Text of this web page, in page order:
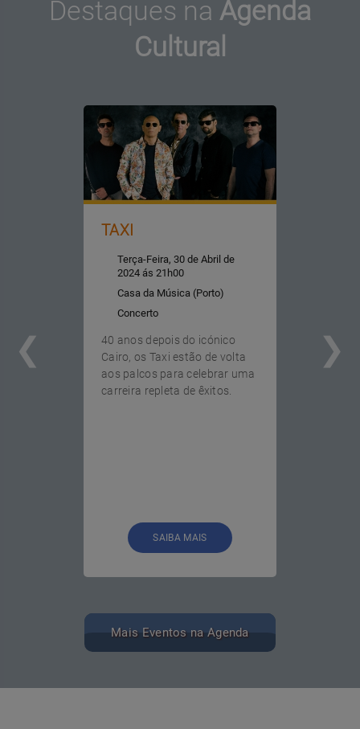
Destaques na Agenda
Cultural
TAXI
Terça-Feira, 30 de Abril de
2024 ás 21h00
Casa da Música (Porto)
Concerto
40 anos depois do icónico
Cairo, os Taxi estão de volta
aos palcos para celebrar uma
carreira repleta de êxitos.
SAIBA MAIS
Mais Eventos na Agenda